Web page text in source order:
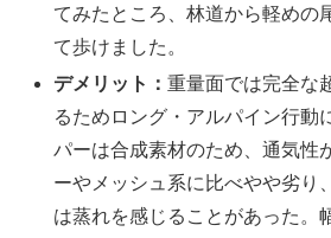
てみたところ、林道から軽めの
て歩けました。
デメリット：重量面では完全な
るためロング・アルパイン行動
パーは合成素材のため、通気性
ーやメッシュ系に比べやや劣り
は蒸れを感じることがあった。